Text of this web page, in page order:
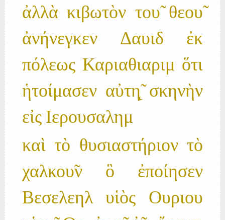
ἀλλὰ κιβωτὸν του̃ θεου̃
ἀνήνεγκεν Δαυιδ ἐκ
πόλεως Καριαθιαριμ ὅτι
ἡτοίμασεν αὐτη̨̃ σκηνὴν
εἰς Ιερουσαλημ
καὶ τὸ θυσιαστήριον τὸ
χαλκου̃ν ὃ ἐποίησεν
Βεσελεηλ υἱὸς Ουριου